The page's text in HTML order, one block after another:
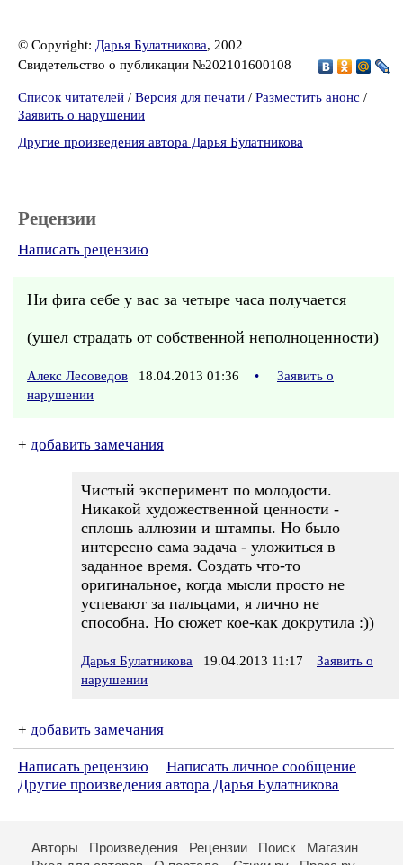
© Copyright: Дарья Булатникова, 2002
Свидетельство о публикации №202101600108
Список читателей / Версия для печати / Разместить анонс /
Заявить о нарушении
Другие произведения автора Дарья Булатникова
Рецензии
Написать рецензию
Ни фига себе у вас за четыре часа получается
(ушел страдать от собственной неполноценности)
Алекс Лесоведов 18.04.2013 01:36 •
Заявить о
нарушении
+ добавить замечания
Чистый эксперимент по молодости.
Никакой художественной ценности -
сплошь аллюзии и штампы. Но было
интересно сама задача - уложиться в
заданное время. Создать что-то
оригинальное, когда мысли просто не
успевают за пальцами, я лично не
способна. Но сюжет кое-как докрутила :))
Дарья Булатникова 19.04.2013 11:17
Заявить о
нарушении
+ добавить замечания
Написать рецензию
Написать личное сообщение
Другие произведения автора Дарья Булатникова
Авторы Произведения Рецензии Поиск
Магазин